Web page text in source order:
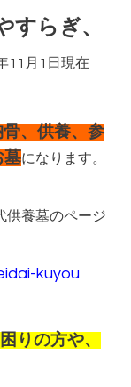
すらぎ、
11 月1日現在
、供養、参
墓になります。
供養墓のページ
kuyou
りの方や、